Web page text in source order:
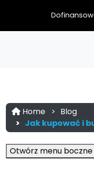
Home
Blog
Jak kupować i
Otwórz menu boczne